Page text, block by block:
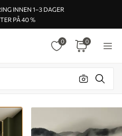
INNEN 1–3 DAGER
PÅ 40 %
0 0